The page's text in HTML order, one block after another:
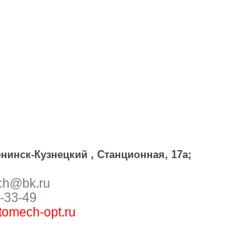
Кузнецкий , Станционная, 17а;
33-49
opt.ru